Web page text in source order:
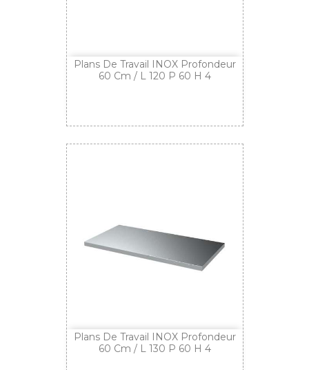
Plans De Travail INOX Profondeur
60 Cm / L 120 P 60 H 4
Plans De Travail INOX Profondeur
60 Cm / L 130 P 60 H 4